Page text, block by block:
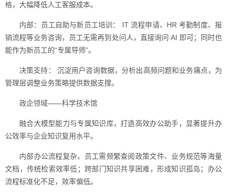
格，大幅降低人工客服成本。
内部：员工自助与新员工培训： IT 流程申请、HR 考勤制度、报
销流程等业务咨询，员工无需再到处问人，直接询问 AI 即可；同时也
能作为新员工的“专属导师”。
决策支持： 沉淀用户咨询数据，分析出高频问题和业务痛点，为
管理层调整业务策略提供数据支撑。
政企领域——科学技术馆
融合大模型能力与专属知识库，打造高效办公助手，显著提升办
公效率与企业知识复用水平。
内部办公流程复杂，员工需频繁查阅政策文件、业务规范等海量
文档，传统检索效率低；跨部门知识共享困难，形成知识孤岛；办公
流程标准化不足，效率偏低。